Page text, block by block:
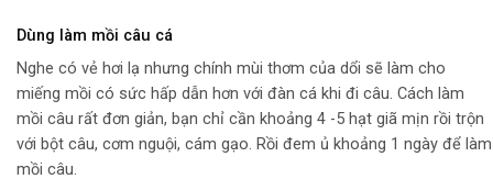
Dùng làm mồi câu cá
Nghe có vẻ hơi lạ nhưng chính mùi thơm của dổi sẽ làm cho
miếng mồi có sức hấp dẫn hơn với đàn cá khi đi câu. Cách làm
mồi câu rất đơn giản, bạn chỉ cần khoảng 4 -5 hạt giã mịn rồi trộn
với bột câu, cơm nguội, cám gạo. Rồi đem ủ khoảng 1 ngày để làm
mồi câu.